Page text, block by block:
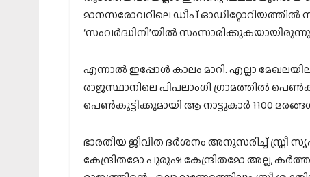
മാനസരോവറിലെ ഡീപ് ഓഡിറ്റോറിയത്തില്‍
‘സംവര്‍ദ്ധിനി’യില്‍ സംസാരിക്കുകയായിരുന്നു
എന്നാല്‍ ഇപ്പോള്‍ കാലം മാറി. എല്ലാ
രാജസ്ഥാനിലെ പിപലാംഗി ഗ്രാമത്തില്‍
പെണ്‍കുട്ടിക്കുമായി ആ നാട്ടുകാര്‍ 1100 മരങ്ങള്‍
ഭാരതീയ ജീവിത ദര്‍ശനം അനുസരിച്ച് സ്ത്രീ
കേന്ദ്രിതമോ പുരുഷ കേന്ദ്രിതമോ അല്ല,